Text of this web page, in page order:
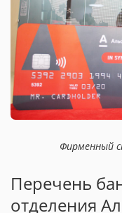
Фирменный
Перечень
отделения